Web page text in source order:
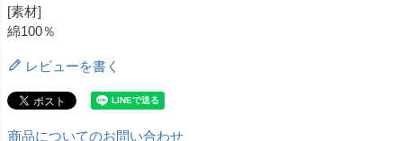
[素材]
綿100％
レビューを書く
商品についてのお問い合わせ